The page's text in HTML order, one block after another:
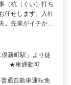
（杭（くい）打ち
任せします。入社
。先輩がイチか…
新町駅」より徒
） ★車通勤可
通自動車運転免